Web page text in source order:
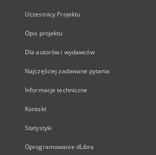
Uczestnicy Projektu
Opis projektu
Dla autorów i wydawców
Najczęściej zadawane pytania
Informacje techniczne
Kontakt
Statystyki
Oprogramowanie dLibra